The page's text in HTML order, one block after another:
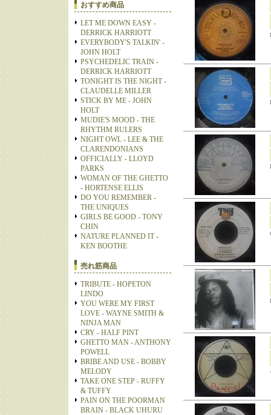
おすすめ商品
LET ME DOWN EASY -
DERRICK HARRIOTT
EVERYBODY'S TALKIN' -
JOHN HOLT
PSYCHEDELIC TRAIN -
DERRICK HARRIOTT
TONIGHT IS THE NIGHT -
CLAUDELLE MILLER
STICK BY ME - JOHN
HOLT
MUDIE'S MOOD - THE
RHYTHM RULERS
NIGHT OWL - LEE & THE
CLARENDONIANS
OFFICIALLY - LLOYD
PARKS
WOMAN OF THE GHETTO
- HORTENSE ELLIS
DO YOU REMEMBER -
THE UNIQUES
GIRLS BE GOOD - TONY
CHIN
NATURE PLANNED IT -
KEN BOOTHE
売れ筋商品
TRIBUTE - HOPETON
LINDO
YOU WERE MY FIRST
LOVE - WAYNE SMITH &
NINJA MAN
CRY - HALF PINT
GHETTO MAN - ANTHONY
POWELL
BRIBE AND USE - BOBBY
MELODY
TAKE ONE STEP - RUFFY
& TUFFY
PAIN ON THE POORMAN
BRAIN - BLACK UHURU